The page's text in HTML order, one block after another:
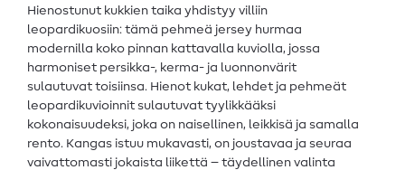
Hienostunut kukkien taika yhdistyy villiin
leopardikuosiin: tämä pehmeä jersey hurmaa
modernilla koko pinnan kattavalla kuviolla, jossa
harmoniset persikka-, kerma- ja luonnonvärit
sulautuvat toisiinsa. Hienot kukat, lehdet ja pehmeät
leopardikuvioinnit sulautuvat tyylikkääksi
kokonaisuudeksi, joka on naisellinen, leikkisä ja samalla
rento. Kangas istuu mukavasti, on joustavaa ja seuraa
vaivattomasti jokaista liikettä – täydellinen valinta